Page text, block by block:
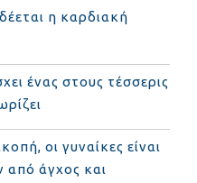
η καρδιακή
ένας στους τέσσερις
οι γυναίκες είναι
από άγχος και